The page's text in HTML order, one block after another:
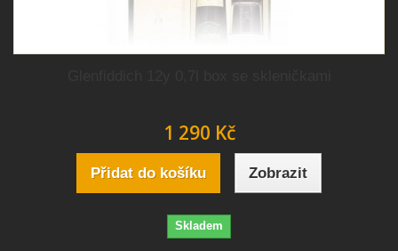
1 290 Kč
Přidat do košíku Zobrazit
Skladem